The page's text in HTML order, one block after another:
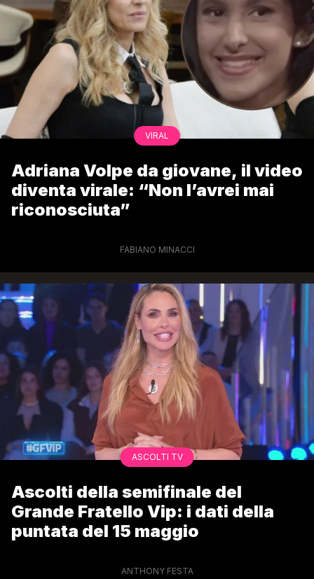
VIRAL
Adriana Volpe da giovane, il video
diventa virale: “Non l’avrei mai
riconosciuta”
FABIANO MINACCI
ASCOLTI TV
Ascolti della semifinale del
Grande Fratello Vip: i dati della
puntata del 15 maggio
ANTHONY FESTA